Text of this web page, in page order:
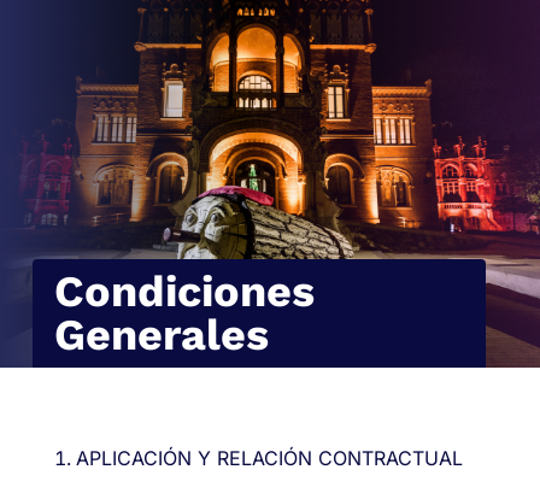
Condiciones
Generales
APLICACIÓN Y RELACIÓN CONTRACTUAL